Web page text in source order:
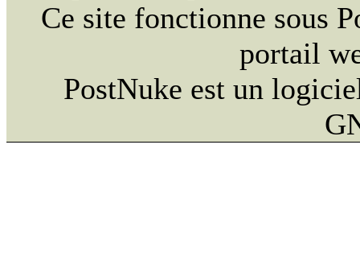
Ce site fonctionne sous
portail
PostNuke est un